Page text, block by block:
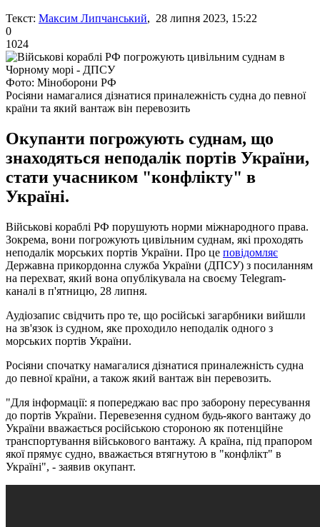
Текст: Максим Липчанський, 28 липня 2023, 15:22
0
1024
Фото: Міноборони РФ
Росіяни намагалися дізнатися приналежність судна до певної
країни та який вантаж він перевозить
Окупанти погрожують суднам, що
знаходяться неподалік портів України,
стати учасником "конфлікту" в
Україні.
Військові кораблі РФ порушують норми міжнародного права.
Зокрема, вони погрожують цивільним суднам, які проходять
неподалік морських портів України. Про це повідомляє
Державна прикордонна служба України (ДПСУ) з посиланням
на перехват, який вона опублікувала на своєму Telegram-
каналі в п'ятницю, 28 липня.
Аудіозапис свідчить про те, що російські загарбники вийшли
на зв'язок із судном, яке проходило неподалік одного з
морських портів України.
Росіяни спочатку намагалися дізнатися приналежність судна
до певної країни, а також який вантаж він перевозить.
"Для інформації: я попереджаю вас про заборону пересування
до портів України. Перевезення судном будь-якого вантажу до
України вважається російською стороною як потенційне
транспортування військового вантажу. А країна, під прапором
якої прямує судно, вважається втягнутою в "конфлікт" в
Україні", - заявив окупант.